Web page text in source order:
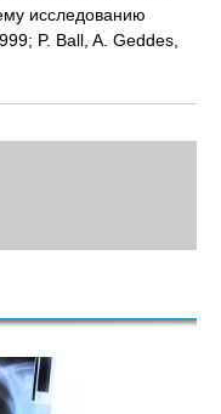
исследованию
P. Ball, A. Geddes,